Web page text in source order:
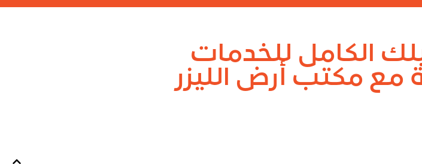
الكامل للخدمات
مع مكتب أرض الليزر